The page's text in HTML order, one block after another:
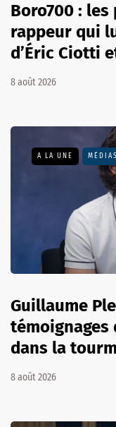
Boro700 :
rappeur qui
d’Éric Ciotti
8 août 2026
A LA UNE MÉDIAS
Guillaume
témoignages
dans la
8 août 2026